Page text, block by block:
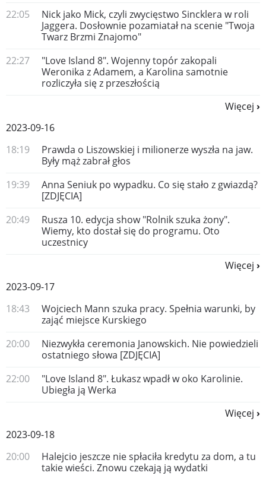
22:05
Nick jako Mick, czyli zwycięstwo Sincklera w roli
Jaggera. Dosłownie pozamiatał na scenie "Twoja
Twarz Brzmi Znajomo"
22:27
"Love Island 8". Wojenny topór zakopali
Weronika z Adamem, a Karolina samotnie
rozliczyła się z przeszłością
Więcej
2023-09-16
18:19
Prawda o Liszowskiej i milionerze wyszła na jaw.
Były mąż zabrał głos
19:39
Anna Seniuk po wypadku. Co się stało z gwiazdą?
[ZDJĘCIA]
20:49
Rusza 10. edycja show "Rolnik szuka żony".
Wiemy, kto dostał się do programu. Oto
uczestnicy
Więcej
2023-09-17
18:43
Wojciech Mann szuka pracy. Spełnia warunki, by
zająć miejsce Kurskiego
20:00
Niezwykła ceremonia Janowskich. Nie powiedzieli
ostatniego słowa [ZDJĘCIA]
22:00
"Love Island 8". Łukasz wpadł w oko Karolinie.
Ubiegła ją Werka
Więcej
2023-09-18
20:00
Halejcio jeszcze nie spłaciła kredytu za dom, a tu
takie wieści. Znowu czekają ją wydatki